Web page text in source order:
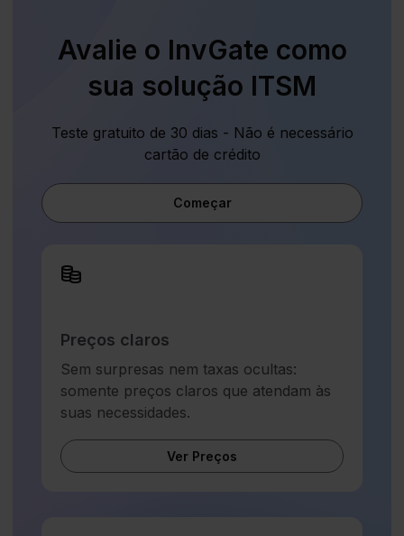
Avalie o InvGate como
sua solução ITSM
Teste gratuito de 30 dias - Não é necessário
cartão de crédito
Começar
Preços claros
Sem surpresas nem taxas ocultas:
somente preços claros que atendam às
suas necessidades.
Ver Preços